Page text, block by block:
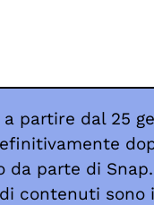
partire dal 25
da parte di
contenuti